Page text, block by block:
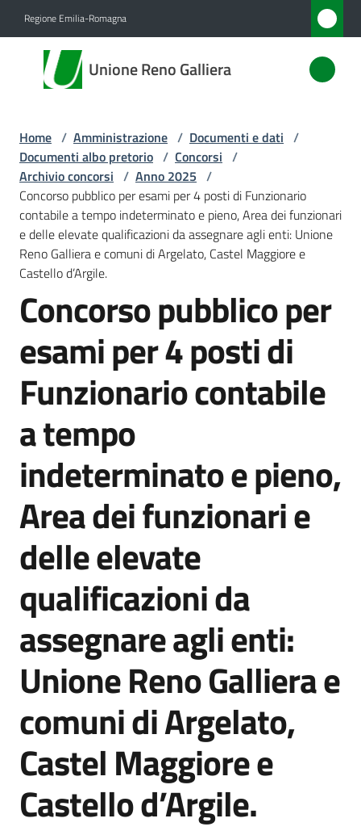
Regione Emilia-Romagna
Unione Reno Galliera
Unione
Reno
Amministrazione
Menu selezionato
Novità
Servizi
Vivere
l'Unione
Amministrazione
trasparente
Tutti
gli
argomenti...
Seguici
Home / Amministrazione / Documenti e dati /
Documenti albo pretorio / Concorsi /
Archivio concorsi / Anno 2025 /
Concorso pubblico per esami per 4 posti di Funzionario
contabile a tempo indeterminato e pieno, Area dei funzionari
e delle elevate qualificazioni da assegnare agli enti: Unione
Reno Galliera e comuni di Argelato, Castel Maggiore e
Castello d’Argile.
Concorso pubblico per
esami per 4 posti di
Funzionario contabile
a tempo
indeterminato e pieno,
Area dei funzionari e
delle elevate
qualificazioni da
assegnare agli enti:
Unione Reno Galliera e
comuni di Argelato,
Castel Maggiore e
Castello d’Argile.